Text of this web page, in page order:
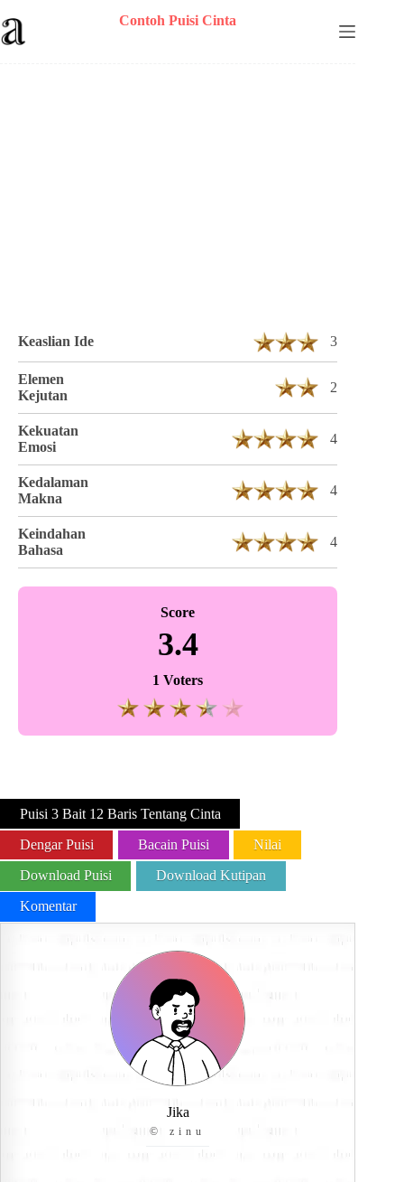
to
content
Contoh Puisi Cinta
Keaslian Ide 3
Elemen
Kejutan
2
Kekuatan
Emosi
4
Kedalaman
Makna
4
Keindahan
Bahasa
4
Score
3.4
1 Voters
Puisi 3 Bait 12 Baris Tentang Cinta
Dengar Puisi Bacain Puisi Nilai
Download Puisi Download Kutipan
Komentar
Jika
© zinu